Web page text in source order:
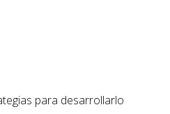
para desarrollarlo